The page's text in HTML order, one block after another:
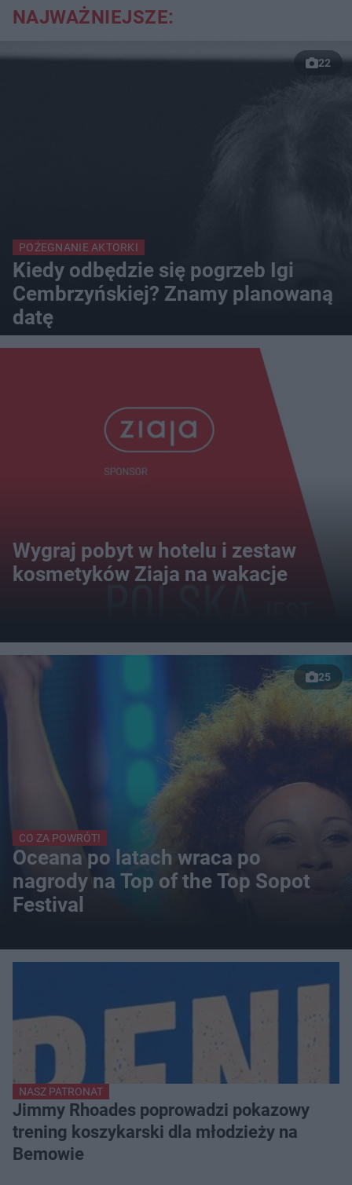
NAJWAŻNIEJSZE:
22
POŻEGNANIE AKTORKI
Kiedy odbędzie się pogrzeb Igi
Cembrzyńskiej? Znamy planowaną
datę
Wygraj pobyt w hotelu i zestaw
kosmetyków Ziaja na wakacje
25
CO ZA POWRÓT!
Oceana po latach wraca po
nagrody na Top of the Top Sopot
Festival
NASZ PATRONAT
Jimmy Rhoades poprowadzi pokazowy
trening koszykarski dla młodzieży na
Bemowie